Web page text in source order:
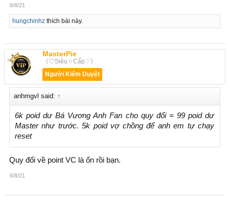
6/8/21
hungchinhzthích bài này.
MasterPie
《♡Siêu☆Cấp♡》
Người Kiểm Duyệt
anhmgvl said: ↑
6k poid dư Bá Vương Anh Fan cho quy đổi = 99 poid dư
Master như trước. 5k poid vợ chồng để anh em tự chạy
reset
Quy đổi về point VC là ổn rồi bạn.
6/8/21